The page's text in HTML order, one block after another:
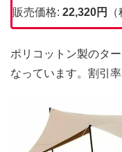
販売価格: 22,320円
ポリコットン製のタ
なっています。割引率